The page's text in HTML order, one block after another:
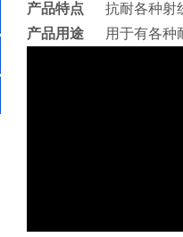
产品特点
抗耐各种射
产品用途
用于有各种